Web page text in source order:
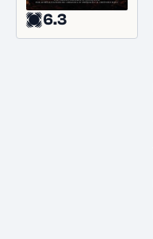
6.3